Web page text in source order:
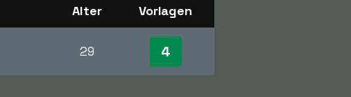
Alter Vorlagen
29 4